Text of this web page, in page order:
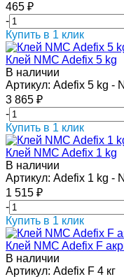
465 ₽
-
Купить в 1 клик
Клей NMC Adefix 5 kg
В наличии
Артикул: Adefix 5 kg -
3 865 ₽
-
Купить в 1 клик
Клей NMC Adefix 1 kg
В наличии
Артикул: Adefix 1 kg -
1 515 ₽
-
Купить в 1 клик
Клей NMC Adefix F
В наличии
Артикул: Adefix F 4 кг